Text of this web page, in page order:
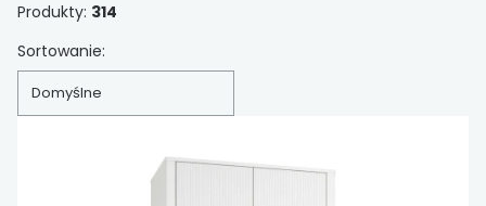
Produkty: 314
Lista produktów
Sortowanie:
Domyślne